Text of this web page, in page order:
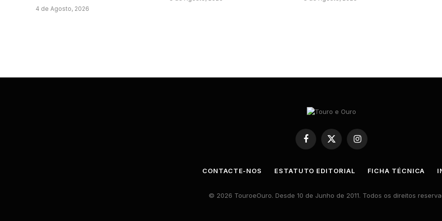
4 de Agosto, 2026
Facebook
X
(Twitter)
Instagram
CONTACTE-NOS ESTATUTO EDITORIAL FICHA TÉCNICA
© 2026 TouroeOuro. Desde 10 de Junho de 2011. Todos os direitos